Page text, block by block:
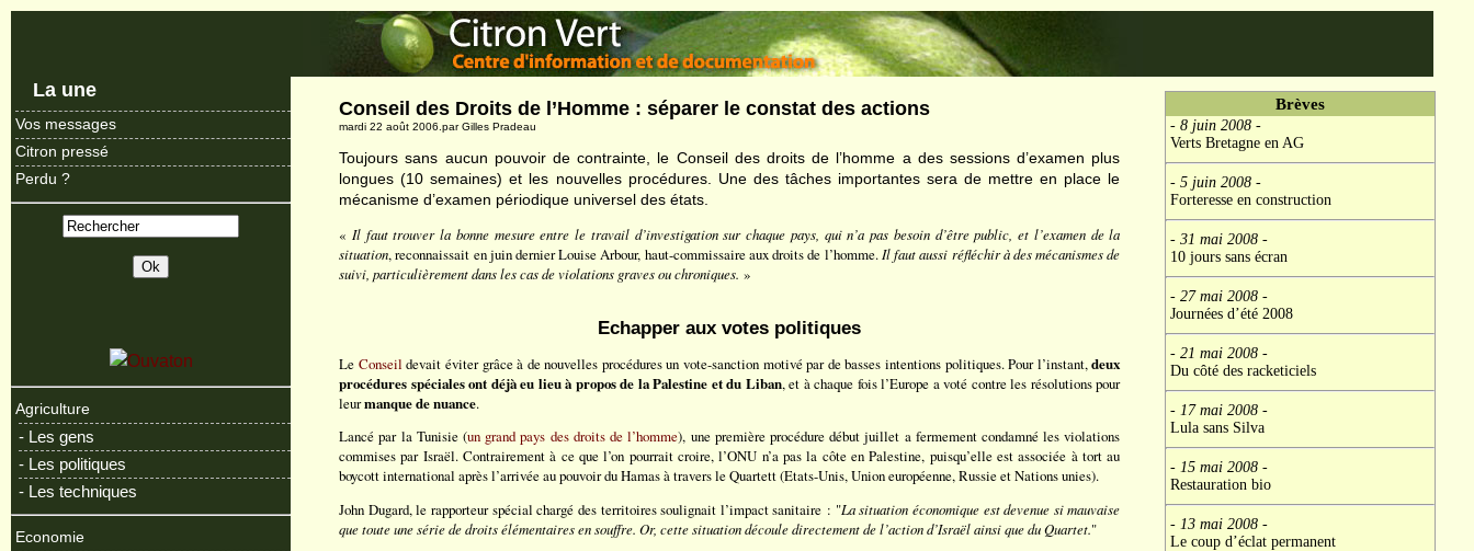
La une
Vos messages
Citron pressé
Perdu ?
Agriculture
- Les gens
- Les politiques
- Les techniques
Economie
Conseil des Droits de l’Homme : séparer le constat des actions
mardi 22 août 2006.par Gilles Pradeau
Toujours sans aucun pouvoir de contrainte, le Conseil des droits de l’homme a des sessions d’examen plus
longues (10 semaines) et les nouvelles procédures. Une des tâches importantes sera de mettre en place le
mécanisme d’examen périodique universel des états.
« Il faut trouver la bonne mesure entre le travail d’investigation sur chaque pays, qui n’a pas besoin d’être public, et l’examen de la
situation, reconnaissait en juin dernier Louise Arbour, haut-commissaire aux droits de l’homme. Il faut aussi réfléchir à des mécanismes de
suivi, particulièrement dans les cas de violations graves ou chroniques. »
Echapper aux votes politiques
Le Conseil devait éviter grâce à de nouvelles procédures un vote-sanction motivé par de basses intentions politiques. Pour l’instant,deux
procédures spéciales ont déjà eu lieu à propos de la Palestine et du Liban, et à chaque fois l’Europe a voté contre les résolutions pour
leurmanque de nuance.
Lancé par la Tunisie (un grand pays des droits de l’homme), une première procédure début juillet a fermement condamné les violations
commises par Israël. Contrairement à ce que l’on pourrait croire, l’ONU n’a pas la côte en Palestine, puisqu’elle est associée à tort au
boycott international après l’arrivée au pouvoir du Hamas à travers le Quartett (Etats-Unis, Union européenne, Russie et Nations unies).
John Dugard, le rapporteur spécial chargé des territoires soulignait l’impact sanitaire : "La situation économique est devenue si mauvaise
que toute une série de droits élémentaires en souffre. Or, cette situation découle directement de l’action d’Israël ainsi que du Quartet."
Brèves
- 8 juin 2008-
Verts Bretagne en AG
- 5 juin 2008-
Forteresse en construction
- 31 mai 2008-
10 jours sans écran
- 27 mai 2008-
Journées d’été 2008
- 21 mai 2008-
Du côté des racketiciels
- 17 mai 2008-
Lula sans Silva
- 15 mai 2008-
Restauration bio
- 13 mai 2008-
Le coup d’éclat permanent